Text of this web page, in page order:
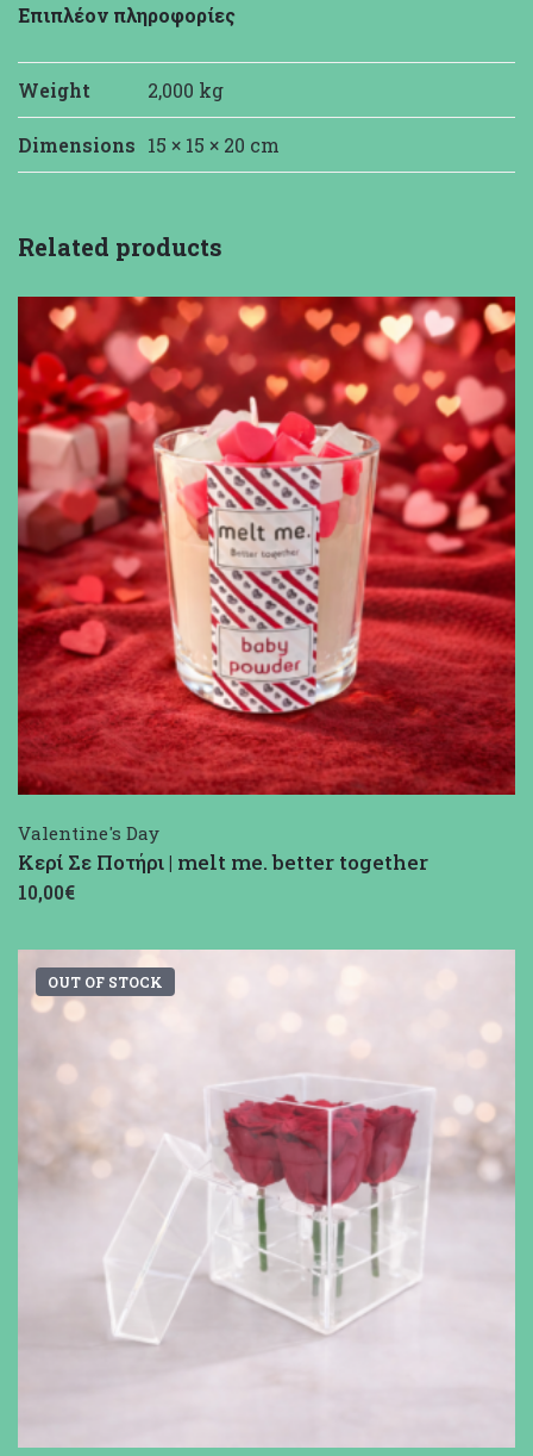
ποσότητα
Επιπλέον πληροφορίες
Weight 2,000 kg
Dimensions 15 × 15 × 20 cm
Related products
Valentine's Day
Κερί Σε Ποτήρι | melt me. better together
10,00€
OUT OF STOCK